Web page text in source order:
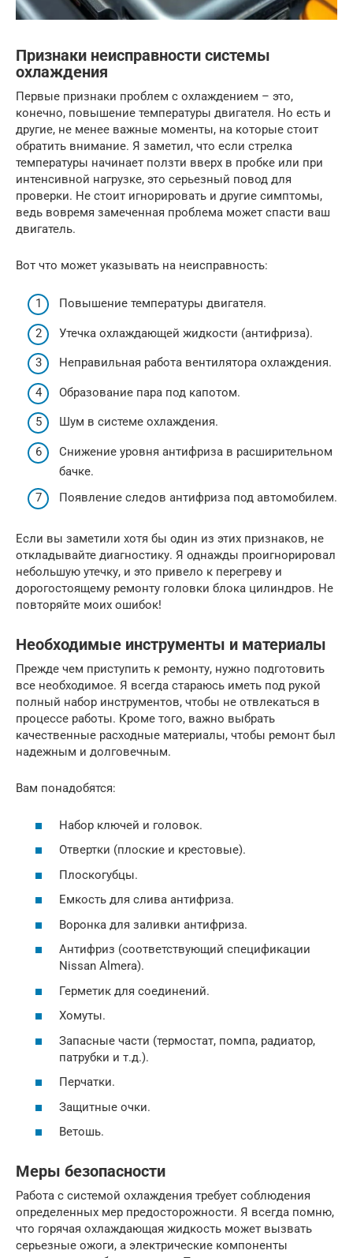
Признаки неисправности системы
охлаждения
Первые признаки проблем с охлаждением – это,
конечно, повышение температуры двигателя. Но есть и
другие, не менее важные моменты, на которые стоит
обратить внимание. Я заметил, что если стрелка
температуры начинает ползти вверх в пробке или при
интенсивной нагрузке, это серьезный повод для
проверки. Не стоит игнорировать и другие симптомы,
ведь вовремя замеченная проблема может спасти ваш
двигатель.
Вот что может указывать на неисправность:
Повышение температуры двигателя.
Утечка охлаждающей жидкости (антифриза).
Неправильная работа вентилятора охлаждения.
Образование пара под капотом.
Шум в системе охлаждения.
Снижение уровня антифриза в расширительном
бачке.
Появление следов антифриза под автомобилем.
Если вы заметили хотя бы один из этих признаков, не
откладывайте диагностику. Я однажды проигнорировал
небольшую утечку, и это привело к перегреву и
дорогостоящему ремонту головки блока цилиндров. Не
повторяйте моих ошибок!
Необходимые инструменты и материалы
Прежде чем приступить к ремонту, нужно подготовить
все необходимое. Я всегда стараюсь иметь под рукой
полный набор инструментов, чтобы не отвлекаться в
процессе работы. Кроме того, важно выбрать
качественные расходные материалы, чтобы ремонт был
надежным и долговечным.
Вам понадобятся:
Набор ключей и головок.
Отвертки (плоские и крестовые).
Плоскогубцы.
Емкость для слива антифриза.
Воронка для заливки антифриза.
Антифриз (соответствующий спецификации
Nissan Almera).
Герметик для соединений.
Хомуты.
Запасные части (термостат, помпа, радиатор,
патрубки и т.д.).
Перчатки.
Защитные очки.
Ветошь.
Меры безопасности
Работа с системой охлаждения требует соблюдения
определенных мер предосторожности. Я всегда помню,
что горячая охлаждающая жидкость может вызвать
серьезные ожоги, а электрические компоненты